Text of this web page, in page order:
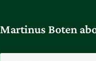
Martinus Boten